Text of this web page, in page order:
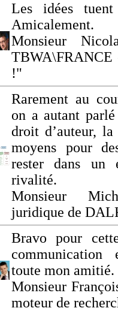
Les idées
Amicalement.
Monsieur
TBWA\FRANCE
!"
Rarement au
on a autant
droit d’auteur,
moyens pour
rester dans un
rivalité.
Monsieur
juridique de
Bravo pour
communication
toute mon amitié.
Monsieur
moteur de